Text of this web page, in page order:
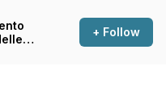
+ Follow